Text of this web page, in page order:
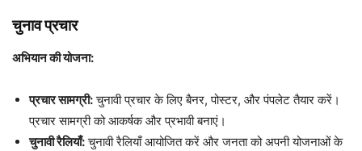
चुनाव प्रचार
अभियान की योजना:
प्रचार सामग्री:चुनावी प्रचार के लिए बैनर, पोस्टर, और पंपलेट तैयार करें।
प्रचार सामग्री को आकर्षक और प्रभावी बनाएं।
चुनावी रैलियाँ:चुनावी रैलियाँ आयोजित करें और जनता को अपनी योजनाओं के